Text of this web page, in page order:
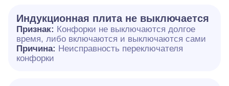
Индукционная плита не выключается
Признак: Конфорки не выключаются долгое
время, либо включаются и выключаются сами
Причина: Неисправность переключателя
конфорки